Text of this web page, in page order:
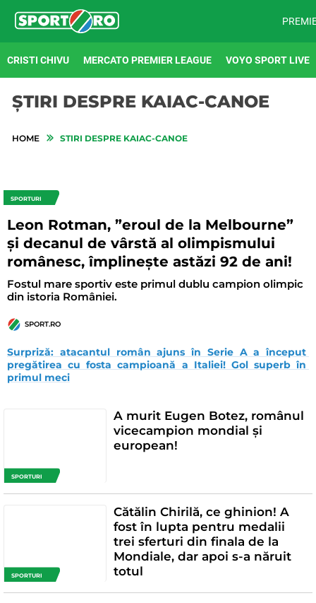
CRISTI CHIVU MERCATO PREMIER LEAGUE VOYO SPORT LIVE
ȘTIRI DESPRE KAIAC-CANOE
HOME STIRI DESPRE KAIAC-CANOE
SPORTURI
Leon Rotman, ”eroul de la Melbourne”
și decanul de vârstă al olimpismului
românesc, împlinește astăzi 92 de ani!
Fostul mare sportiv este primul dublu campion olimpic
din istoria României.
SPORT.RO
Surpriză: atacantul român ajuns în Serie A a început
pregătirea cu fosta campioană a Italiei! Gol superb în
primul meci
SPORTURI
A murit Eugen Botez, românul
vicecampion mondial și
european!
SPORTURI
Cătălin Chirilă, ce ghinion! A
fost în lupta pentru medalii
trei sferturi din finala de la
Mondiale, dar apoi s-a năruit
totul